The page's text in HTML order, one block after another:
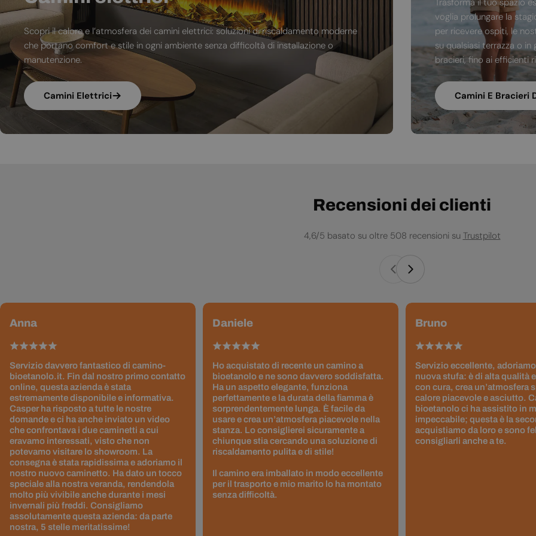
Scopri il calore e l’atmosfera dei camini elettrici: soluzioni di riscaldamento moderne
che portano comfort e stile in ogni ambiente senza difficoltà di installazione o
manutenzione.
Camini Elettrici
Trasforma il tuo spazio
voglia prolungare la
per ricevere ospiti, le
su qualsiasi terrazza o
bracieri, fino ai efficienti
Camini E Bracieri
Recensioni dei clienti
4,6/5 basato su oltre 508 recensioni su Trustpilot
Anna
Servizio davvero fantastico di camino-
bioetanolo.it. Fin dal nostro primo contatto
online, questa azienda è stata
estremamente disponibile e informativa.
Casper ha risposto a tutte le nostre
domande e ci ha anche inviato un video
che confrontava i due caminetti a cui
eravamo interessati, visto che non
potevamo visitare lo showroom. La
consegna è stata rapidissima e adoriamo il
nostro nuovo caminetto. Ha dato un tocco
speciale alla nostra veranda, rendendola
molto più vivibile anche durante i mesi
invernali più freddi. Consigliamo
assolutamente questa azienda: da parte
nostra, 5 stelle meritatissime!
Daniele
Ho acquistato di recente un camino a
bioetanolo e ne sono davvero soddisfatta.
Ha un aspetto elegante, funziona
perfettamente e la durata della fiamma è
sorprendentemente lunga. È facile da
usare e crea un’atmosfera piacevole nella
stanza. Lo consiglierei sicuramente a
chiunque stia cercando una soluzione di
riscaldamento pulita e di stile!
Il camino era imballato in modo eccellente
per il trasporto e mio marito lo ha montato
senza difficoltà.
Bruno
Servizio eccellente,
nuova stufa: è di alta qualità
con cura, crea un’atmosfera
calore piacevole e asciutto.
bioetanolo ci ha assistito in
impeccabile; questa è la
acquistiamo da loro e sono
consigliarli anche a te.